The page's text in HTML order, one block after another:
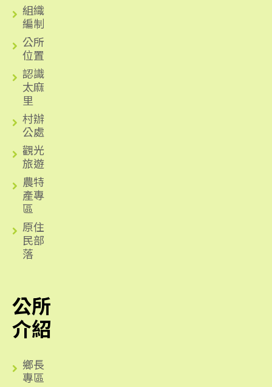
組織
編制
公所
位置
認識
太麻
里
村辦
公處
觀光
旅遊
農特
產專
區
原住
民部
落
公所
介紹
鄉長
專區